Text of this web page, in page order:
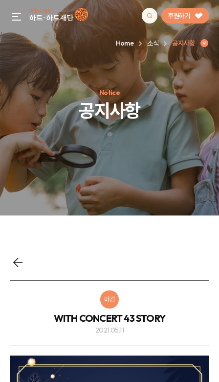
gnb menu open 후원하기
인기 키워드
#정기후원#하트플레이스#캠페인#팬덤후원
Home 소식 공지사항
Notice
공지사항
마감
WITH CONCERT 43 STORY
2021.05.11